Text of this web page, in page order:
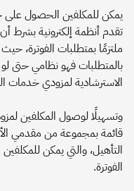
يمكن للمكلفين الحصول على
تقدم أنظمة إلكترونية بشرط
ملتزمًا بمتطلبات الفوترة،
بالمتطلبات فهو نظامي حتى
الاسترشادية لمزودي خدمات
وتسهيلًا لوصول المكلفين
قائمة بمجموعة من مقدمي
التأهيل، والتي يمكن
الفوترة.